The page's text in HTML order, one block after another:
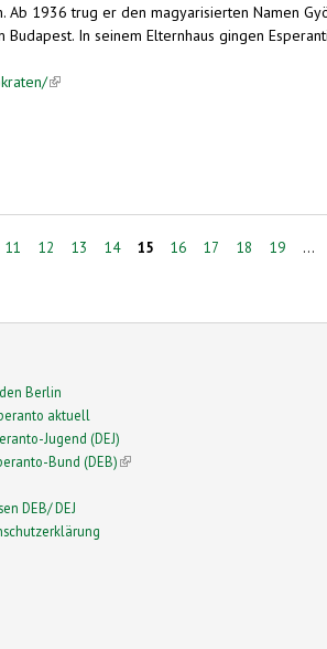
1936 trug er den magyarisierten Namen
In seinem Elternhaus gingen
(link is external)
11 12 13 14 15 16 17 18 19 …
Berlin
aktuell
Jugend (DEJ)
Bund (DEB)(link is external)
DEB/ DEJ